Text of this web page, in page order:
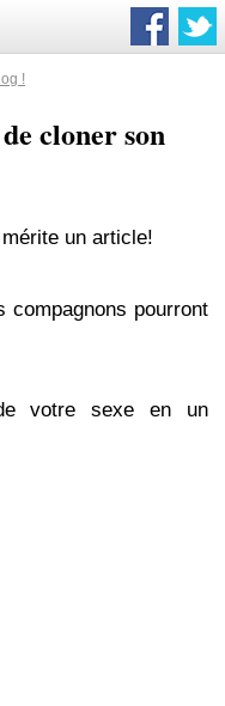
!
cloner son
un article!
compagnons pourront
votre sexe en un